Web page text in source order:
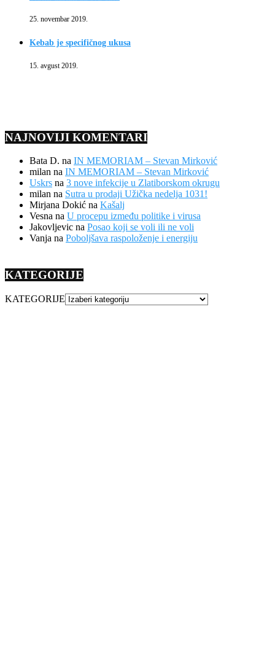
25. novembar 2019.
Kebab je specifičnog ukusa
15. avgust 2019.
NAJNOVIJI KOMENTARI
Bata D. na IN MEMORIAM – Stevan Mirković
milan na IN MEMORIAM – Stevan Mirković
Uskrs na 3 nove infekcije u Zlatiborskom okrugu
milan na Sutra u prodaji Užička nedelja 1031!
Mirjana Dokić na Kašalj
Vesna na U procepu između politike i virusa
Jakovljevic na Posao koji se voli ili ne voli
Vanja na Poboljšava raspoloženje i energiju
KATEGORIJE
KATEGORIJE